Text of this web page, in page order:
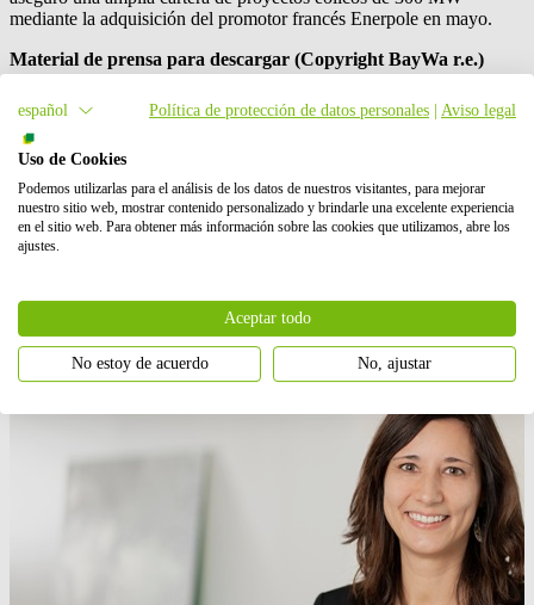
mediante la adquisición del promotor francés Enerpole en mayo.
Material de prensa para descargar (Copyright BayWa r.e.)
A continuación, se pueden ver dos vídeos de la construcción del
proyecto:
Parte 1
Parte 2
Contacto de prensa
español Política de protección de datos personales Aviso legal
Uso de Cookies
Podemos utilizarlas para el análisis de los datos de nuestros visitantes, para mejorar
nuestro sitio web, mostrar contenido personalizado y brindarle una excelente experiencia
en el sitio web. Para obtener más información sobre las cookies que utilizamos, abre los
ajustes.
Aceptar todo
No estoy de acuerdo No, ajustar